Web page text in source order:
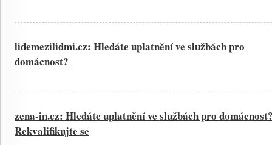
lidemezilidmi.cz: Hledáte uplatnění ve službách pro
domácnost?
zena-in.cz: Hledáte uplatnění ve službách pro
Rekvalifikujte se